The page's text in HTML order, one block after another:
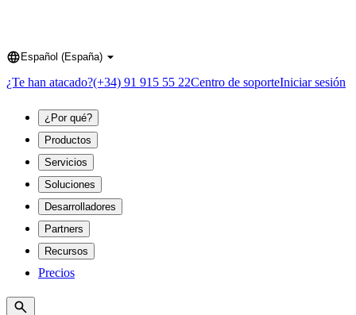
Language
Español (España)
¿Te han atacado?(+34) 91 915 55 22Centro de soporteIniciar sesión
¿Por qué?
Productos
Servicios
Soluciones
Desarrolladores
Partners
Recursos
Precios